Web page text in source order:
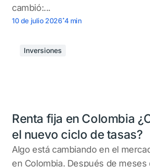
cambió:...
10 de julio 2026.4 min
Inversiones
Renta fija en Colombia
el nuevo ciclo de tasas?
Algo está cambiando en el
en Colombia. Después de meses